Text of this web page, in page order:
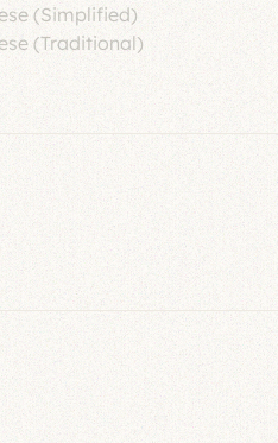
(Simplified)
(Traditional)